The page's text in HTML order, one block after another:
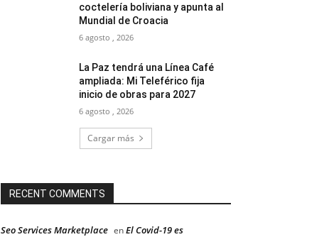
coctelería boliviana y apunta al
Mundial de Croacia
6 agosto , 2026
La Paz tendrá una Línea Café
ampliada: Mi Teleférico fija
inicio de obras para 2027
6 agosto , 2026
Cargar más
RECENT COMMENTS
Seo Services Marketplace enEl Covid-19 es